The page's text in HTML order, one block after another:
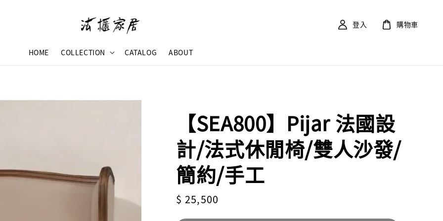
HOME COLLECTION CATALOG ABOUT
登入 購物車
【SEA800】Pijar 法國設
計/法式休閒椅/雙人沙發/
簡約/手工
Regular
$ 25,500